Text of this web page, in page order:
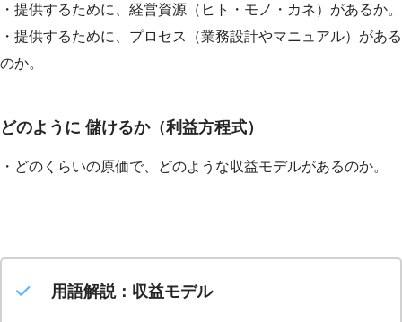
・提供するために、経営資源（ヒト・モノ・カネ）があるか。
・提供するために、プロセス（業務設計やマニュアル）がある
のか。
どのように 儲けるか（利益方程式）
・どのくらいの原価で、どのような収益モデルがあるのか。
用語解説：収益モデル